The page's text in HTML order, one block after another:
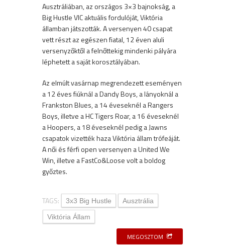
Ausztráliában, az országos 3×3 bajnokság, a
Big Hustle VIC aktuális fordulóját, Viktória
államban játszották. A versenyen 40 csapat
vett részt az egészen fiatal, 12 éven aluli
versenyzőktől a felnőttekig mindenki pályára
léphetett a saját korosztályában.
Az elmúlt vasárnap megrendezett eseményen
a 12 éves fiúknál a Dandy Boys, a lányoknál a
Frankston Blues, a 14 éveseknél a Rangers
Boys, illetve a HC Tigers Roar, a 16 éveseknél
a Hoopers, a 18 éveseknél pedig a Jawns
csapatok vizették haza Viktória állam trófeáját.
A női és férfi open versenyen a United We
Win, illetve a FastCo&Loose volt a boldog
győztes.
TAGS: 3x3 Big Hustle
Ausztrália
Viktória Állam
MEGOSZTOM